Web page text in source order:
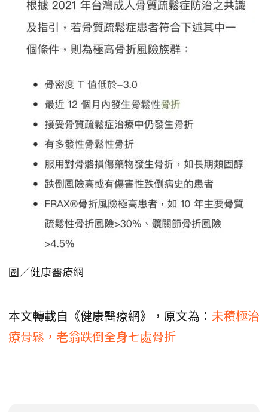
圖／健康醫療網
本文轉載自《健康醫療網》，原文為： 未積極治
療骨鬆，老翁跌倒全身七處骨折